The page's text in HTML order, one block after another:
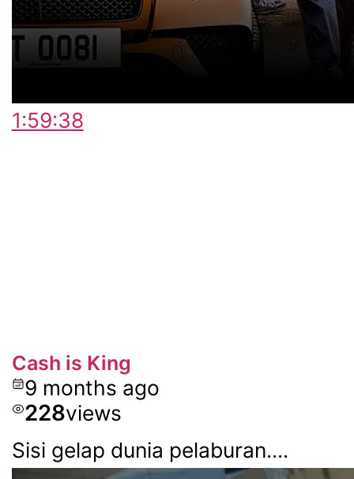
1:59:38
Cash is King
9 months ago
228views
Sisi gelap dunia pelaburan....